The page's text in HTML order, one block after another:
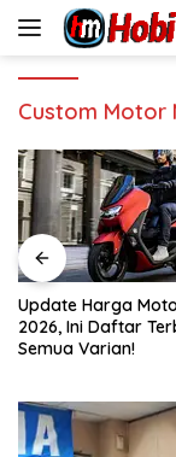
Custom Motor
Update Harga
2026, Ini Daftar
Semua Varian!